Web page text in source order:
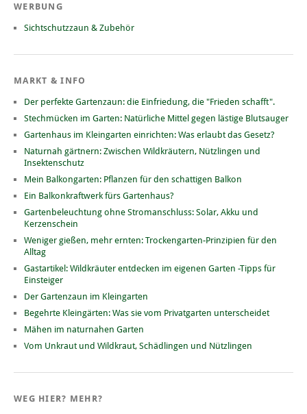
WERBUNG
Sichtschutzzaun & Zubehör
MARKT & INFO
Der perfekte Gartenzaun: die Einfriedung, die "Frieden schafft".
Stechmücken im Garten: Natürliche Mittel gegen lästige Blutsauger
Gartenhaus im Kleingarten einrichten: Was erlaubt das Gesetz?
Naturnah gärtnern: Zwischen Wildkräutern, Nützlingen und
Insektenschutz
Mein Balkongarten: Pflanzen für den schattigen Balkon
Ein Balkonkraftwerk fürs Gartenhaus?
Gartenbeleuchtung ohne Stromanschluss: Solar, Akku und
Kerzenschein
Weniger gießen, mehr ernten: Trockengarten-Prinzipien für den
Alltag
Gastartikel: Wildkräuter entdecken im eigenen Garten -Tipps für
Einsteiger
Der Gartenzaun im Kleingarten
Begehrte Kleingärten: Was sie vom Privatgarten unterscheidet
Mähen im naturnahen Garten
Vom Unkraut und Wildkraut, Schädlingen und Nützlingen
WEG HIER? MEHR?